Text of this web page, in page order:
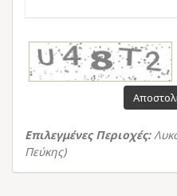
Επιλεγμένες Περιοχές:
Πεύκης)